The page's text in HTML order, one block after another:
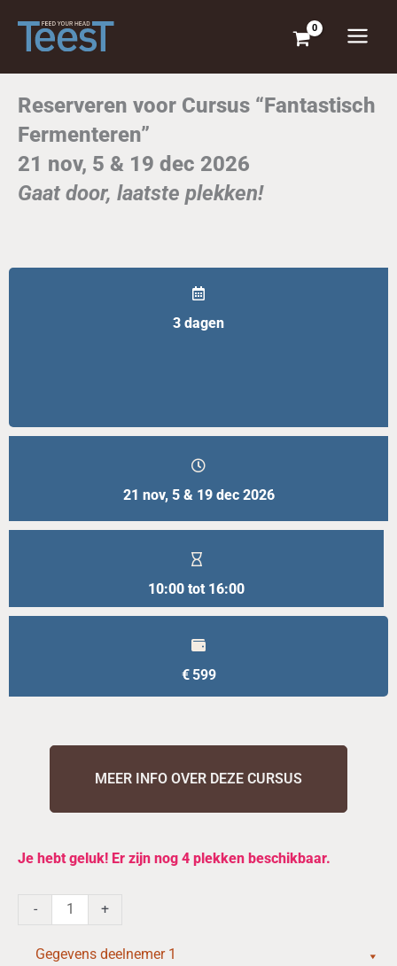
naar
inhoud
Reserveren voor Cursus “Fantastisch
Fermenteren”
21 nov, 5 & 19 dec 2026
Gaat door, laatste plekken!
3 dagen
21 nov, 5 & 19 dec 2026
10:00 tot 16:00
€ 599
MEER INFO OVER DEZE CURSUS
Je hebt geluk! Er zijn nog 4 plekken beschikbaar.
-
Cursus
Fermenteren”21
+
Gegevens deelnemer 1